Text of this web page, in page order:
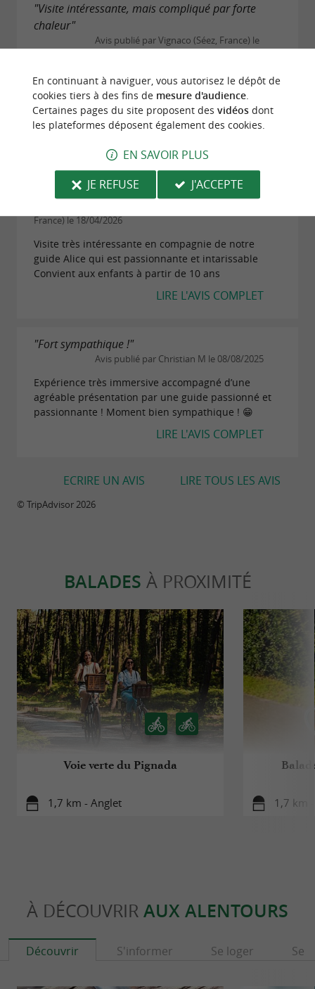
"Visite intéressante, mais compliqué par forte
chaleur"
Avis publié par Vignaco (Séez, France) le
La visite de l’atelier, sous une chaleur étouffante,
était peu engageante. Cependant, la visite du
bateau elle-même était fascinante. La visite mérite
tout de même d’être réalisée, afin de pouvoir...
"Magnifique et très intéressant 👍"
France) le 18/04/2026
Visite très intéressante en compagnie de notre
guide Alice qui est passionnante et intarissable
Convient aux enfants à partir de 10 ans
LIRE L'AVIS COMPLET
"Fort sympathique !"
Avis publié par Christian M le 08/08/2025
Expérience très immersive accompagné d’une
agréable présentation par une guide passionné et
passionnante ! Moment bien sympathique ! 😁
LIRE L'AVIS COMPLET
LIRE TOUS LES AVIS
ECRIRE UN AVIS
© TripAdvisor 2026
BALADES À PROXIMITÉ
Voie verte du Pignada
1,7 km - Anglet 1,7 km
À DÉCOUVRIR AUX ALENTOURS
Découvrir S'informer Se loger Se
En continuant à naviguer, vous autorisez le dépôt de
cookies tiers à des fins de mesure d'audience.
Certaines pages du site proposent des vidéosdont
les plateformes déposent également des cookies.
EN SAVOIR PLUS
JE REFUSE
J'ACCEPTE